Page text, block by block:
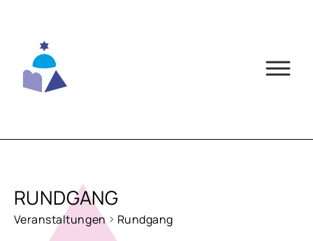
content
RUNDGANG
Veranstaltungen Rundgang